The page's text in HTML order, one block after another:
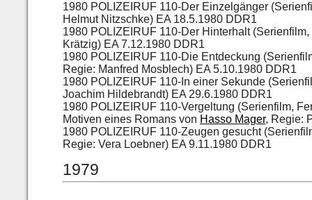
1980 POLIZEIRUF 110-Der Einzelgänger
Helmut Nitzschke) EA 18.5.1980 DDR1
1980 POLIZEIRUF 110-Der Hinterhalt
Krätzig) EA 7.12.1980 DDR1
1980 POLIZEIRUF 110-Die Entdeckung
Regie: Manfred Mosblech) EA 5.10.1980 DDR1
1980 POLIZEIRUF 110-In einer Sekunde
Joachim Hildebrandt) EA 29.6.1980 DDR1
1980 POLIZEIRUF 110-Vergeltung (Serienfilm,
Motiven eines Romans von Hasso Mager, Regie:
1980 POLIZEIRUF 110-Zeugen gesucht
Regie: Vera Loebner) EA 9.11.1980 DDR1
1979